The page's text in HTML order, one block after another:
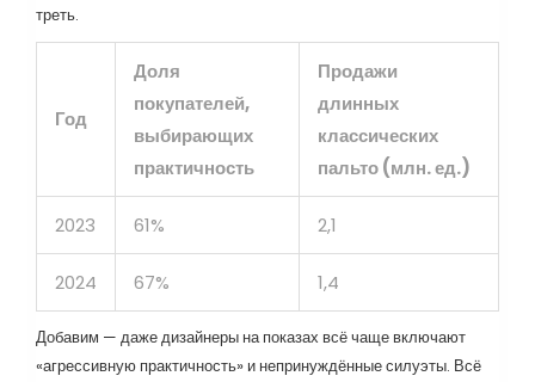
треть.
Год
Доля
покупателей,
выбирающих
практичность
Продажи
длинных
классических
пальто (млн. ед.)
2023 61% 2,1
2024 67% 1,4
Добавим — даже дизайнеры на показах всё чаще включают
«агрессивную практичность» и непринуждённые силуэты. Всё